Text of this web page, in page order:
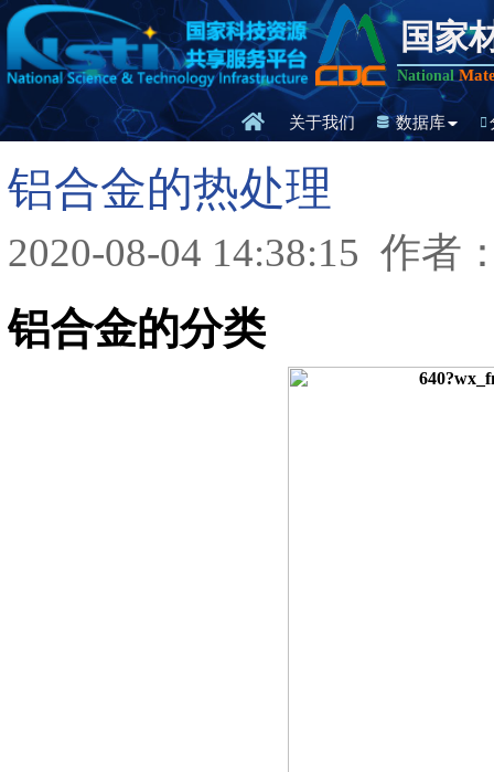
国家
National
关于我们 数据库
铝合金的热处理
2020-08-04 14:38:15 作者
铝合金的分类